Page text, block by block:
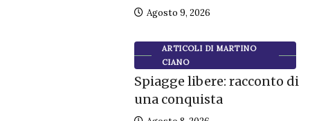
Agosto 9, 2026
ARTICOLI DI MARTINO
CIANO
Spiagge libere: racconto di
una conquista